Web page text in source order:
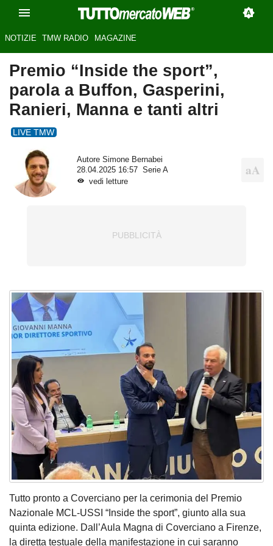
NOTIZIE TMW RADIO MAGAZINE
Premio “Inside the sport”,
parola a Buffon, Gasperini,
Ranieri, Manna e tanti altri
LIVE TMW
Autore Simone Bernabei
28.04.2025 16:57
Serie A
vedi letture
Tutto pronto a Coverciano per la cerimonia del Premio
Nazionale MCL-USSI “Inside the sport”, giunto alla sua
quinta edizione. Dall’Aula Magna di Coverciano a Firenze,
la diretta testuale della manifestazione in cui saranno